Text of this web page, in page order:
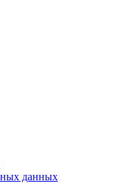
данных